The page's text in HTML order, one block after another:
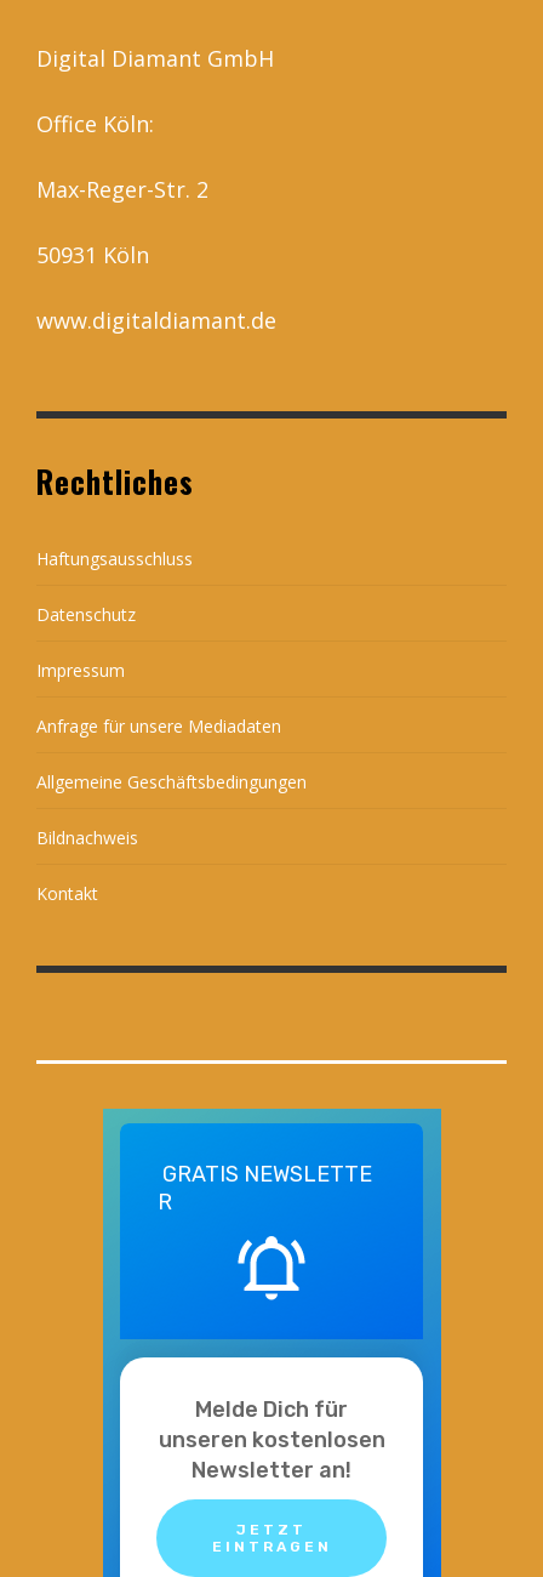
Digital Diamant GmbH
Office Köln:
Max-Reger-Str. 2
50931 Köln
www.digitaldiamant.de
Rechtliches
Haftungsausschluss
Datenschutz
Impressum
Anfrage für unsere Mediadaten
Allgemeine Geschäftsbedingungen
Bildnachweis
Kontakt
GRATIS NEWSLETTE
R
Melde Dich für
unseren kostenlosen
Newsletter an!
JETZT
EINTRAGEN